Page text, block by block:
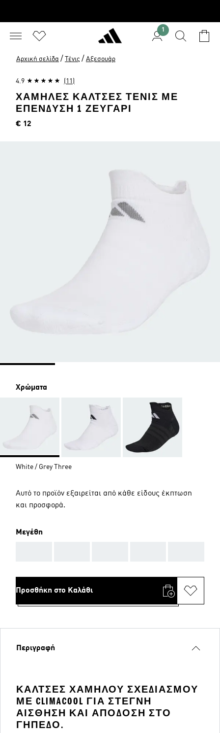
1
Αρχική σελίδα / Τένις / Αξεσουάρ
4.9 (11)
ΧΑΜΗΛΕΣ ΚΑΛΤΣΕΣ ΤΕΝΙΣ ΜΕ
ΕΠΕΝΔΥΣΗ 1 ΖΕΥΓΑΡΙ
Τιμή
€ 12
Χρώματα
White / Grey Three
Αυτό το προϊόν εξαιρείται από κάθε είδους έκπτωση
και προσφορά.
Μεγέθη
Προσθήκη στο Καλάθι
Περιγραφή
ΚΆΛΤΣΕΣ ΧΑΜΗΛΟΎ ΣΧΕΔΙΑΣΜΟΎ
ΜΕ CLIMACOOL ΓΙΑ ΣΤΕΓΝΉ
ΑΊΣΘΗΣΗ ΚΑΙ ΑΠΌΔΟΣΗ ΣΤΟ
ΓΉΠΕΔΟ.